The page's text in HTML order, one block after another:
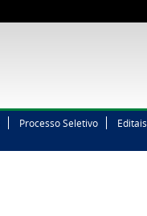
Processo Seletivo Editais